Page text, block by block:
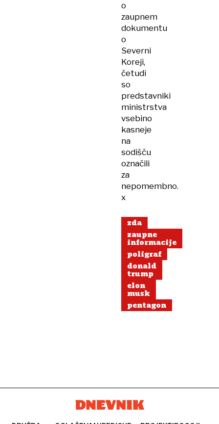
o
zaupnem
dokumentu
o
Severni
Koreji,
četudi
so
predstavniki
ministrstva
vsebino
kasneje
na
sodišču
označili
za
nepomembno.
x
zda
zaupne
informacije
poligraf
donald
trump
elon
musk
pentagon